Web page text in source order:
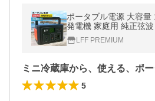
ポータブル電源 大容
発電機 家庭用 純正弦波
キャンプ ソーラー充電
用 バッテリー アウトド
LFF PREMIUM
5